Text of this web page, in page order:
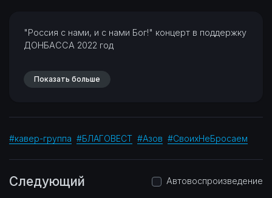
⁣"Россия с нами, и с нами Бог!" концерт в поддержку
ДОНБАССА 2022 год
Показать больше
#кавер-группа #БЛАГОВЕСТ #Азов #СвоихНеБросаем
Следующий Автовоспроизведение